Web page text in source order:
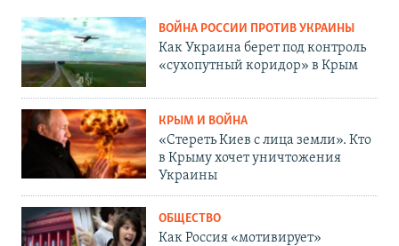
ВОЙНА РОССИИ ПРОТИВ УКРАИНЫ
Как Украина берет под контроль
«сухопутный коридор» в Крым
КРЫМ И ВОЙНА
«Стереть Киев с лица земли». Кто
в Крыму хочет уничтожения
Украины
ОБЩЕСТВО
Как Россия «мотивирует»